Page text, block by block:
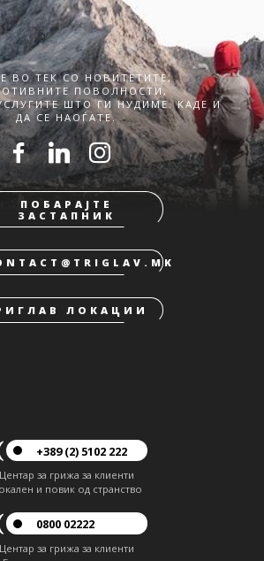
ВО ТЕК СО НОВИТЕТИТЕ,
ПОВОЛНОСТИ,
ШТО ГИ НУДИМЕ. КАДЕ И
ДА СЕ НАОЃАТЕ.
ПОБАРАЈТЕ
ЗАСТАПНИК
ЛОКАЦИИ
+389 (2) 5102 222
Центар за грижа за клиенти
и повик од странство
0800 02222
Центар за грижа за клиенти